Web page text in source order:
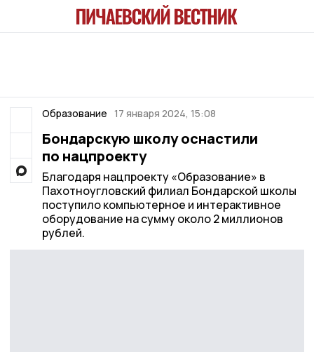
Образование 17 января 2024, 15:08
Бондарскую школу оснастили
по нацпроекту
Благодаря нацпроекту «Образование» в
Пахотноугловский филиал Бондарской школы
поступило компьютерное и интерактивное
оборудование на сумму около 2 миллионов
рублей.